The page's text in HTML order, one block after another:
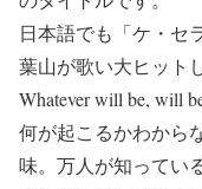
日本語でも「ケ・セ
葉山が歌い大ヒット
Whatever will be, will
何が起こるかわから
味。万人が知ってい